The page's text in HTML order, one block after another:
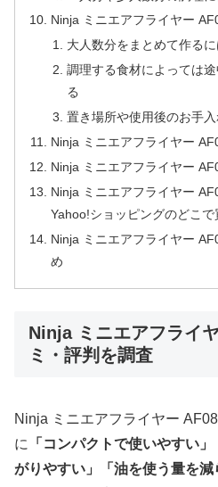
Ninja ミニエアフライヤー
大人数分をまとめて作る
調理する食材によっては
る
置き場所や使用後のお手
Ninja ミニエアフライヤー
Ninja ミニエアフライヤー
Ninja ミニエアフライヤー
Yahoo!ショッピングのどこで
Ninja ミニエアフライヤー
め
Ninja ミニエアフライ
ミ・評判を調査
Ninja ミニエアフライヤー
に
「コンパクトで使いやすい
がりやすい」「油を使う量を